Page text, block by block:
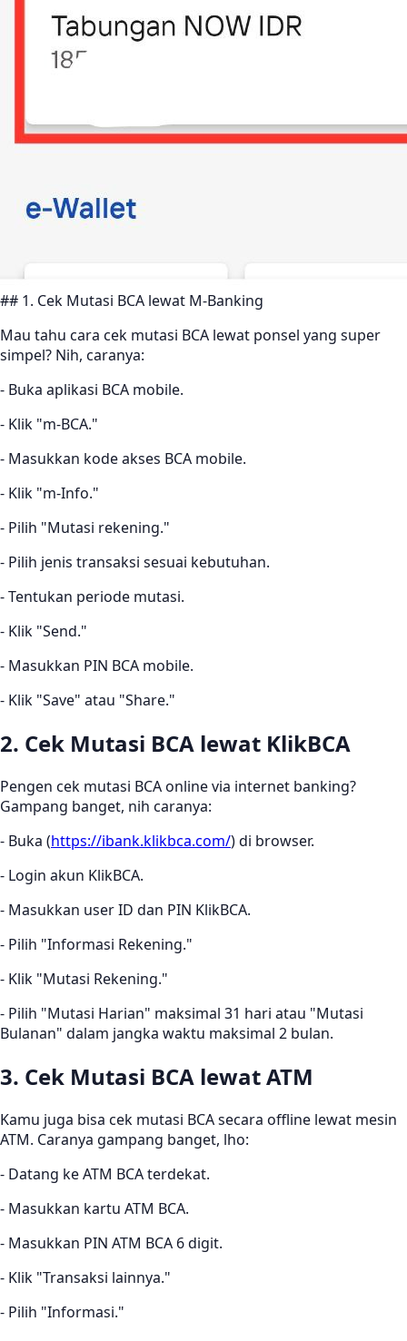
## 1. Cek Mutasi BCA lewat M-Banking
Mau tahu cara cek mutasi BCA lewat ponsel yang super
simpel? Nih, caranya:
- Buka aplikasi BCA mobile.
- Klik "m-BCA."
- Masukkan kode akses BCA mobile.
- Klik "m-Info."
- Pilih "Mutasi rekening."
- Pilih jenis transaksi sesuai kebutuhan.
- Tentukan periode mutasi.
- Klik "Send."
- Masukkan PIN BCA mobile.
- Klik "Save" atau "Share."
2. Cek Mutasi BCA lewat KlikBCA
Pengen cek mutasi BCA online via internet banking?
Gampang banget, nih caranya:
- Buka (https://ibank.klikbca.com/) di browser.
- Login akun KlikBCA.
- Masukkan user ID dan PIN KlikBCA.
- Pilih "Informasi Rekening."
- Klik "Mutasi Rekening."
- Pilih "Mutasi Harian" maksimal 31 hari atau "Mutasi
Bulanan" dalam jangka waktu maksimal 2 bulan.
3. Cek Mutasi BCA lewat ATM
Kamu juga bisa cek mutasi BCA secara offline lewat mesin
ATM. Caranya gampang banget, lho:
- Datang ke ATM BCA terdekat.
- Masukkan kartu ATM BCA.
- Masukkan PIN ATM BCA 6 digit.
- Klik "Transaksi lainnya."
- Pilih "Informasi."